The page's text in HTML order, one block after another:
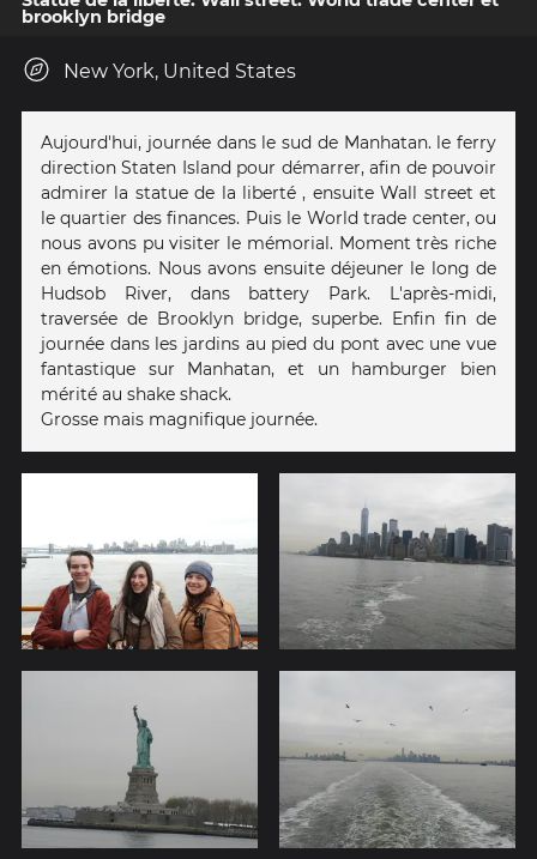
brooklyn bridge
New York, United States
Aujourd'hui, journée dans le sud de Manhatan. le ferry
direction Staten Island pour démarrer, afin de pouvoir
admirer la statue de la liberté , ensuite Wall street et
le quartier des finances. Puis le World trade center, ou
nous avons pu visiter le mémorial. Moment très riche
en émotions. Nous avons ensuite déjeuner le long de
Hudsob River, dans battery Park. L'après-midi,
traversée de Brooklyn bridge, superbe. Enfin fin de
journée dans les jardins au pied du pont avec une vue
fantastique sur Manhatan, et un hamburger bien
mérité au shake shack.
Grosse mais magnifique journée.